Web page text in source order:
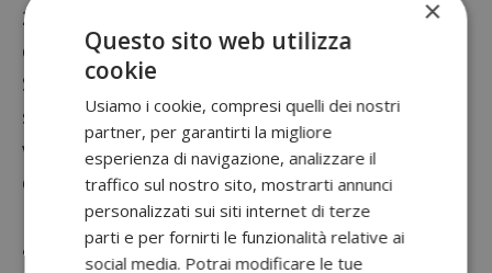
2024
alla presenza del Funzionario Camerale o
del Notaio. Il vincitore sarà avvisato tramite
SMS e/o telefonata e, dopo le dovite verifiche,
se i documenti inviati risultano validi, il premio
verrà consegnato entro 180 giorni
dall’estrazione per consentire la fruizione.
Ricorda di conservare lo scontrino e fai
attenzione all’inserimento dei dati perchè, in
×
Questo sito web utilizza
cookie
Usiamo i cookie, compresi quelli dei nostri
partner, per garantirti la migliore
esperienza di navigazione, analizzare il
traffico sul nostro sito, mostrarti annunci
personalizzati sui siti internet di terze
parti e per fornirti le funzionalità relative ai
social media. Potrai modificare le tue